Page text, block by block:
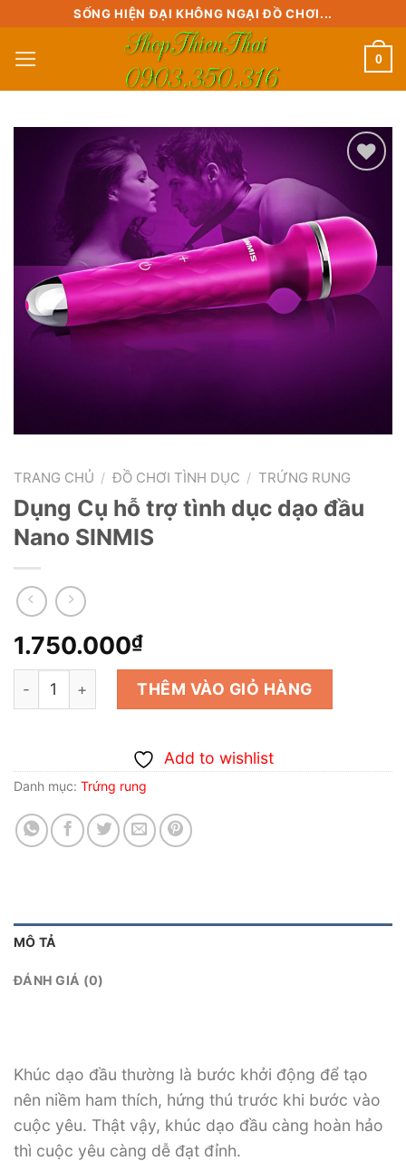
content
SỐNG HIỆN ĐẠI KHÔNG NGẠI ĐỒ CHƠI...
0
Add to
wishlist
TRANG CHỦ / ĐỒ CHƠI TÌNH DỤC / TRỨNG RUNG
Dụng Cụ hỗ trợ tình dục dạo đầu
Nano SINMIS
1.750.000₫
Dụng Cụ hỗ trợ tình dục dạo đầu Nano SINMIS số lượng
THÊM VÀO GIỎ HÀNG
Add to wishlist
Danh mục: Trứng rung
MÔ TẢ
ĐÁNH GIÁ (0)
Khúc dạo đầu thường là bước khởi động để tạo
nên niềm ham thích, hứng thú trước khi bước vào
cuộc yêu. Thật vậy, khúc dạo đầu càng hoàn hảo
thì cuộc yêu càng dễ đạt đỉnh.